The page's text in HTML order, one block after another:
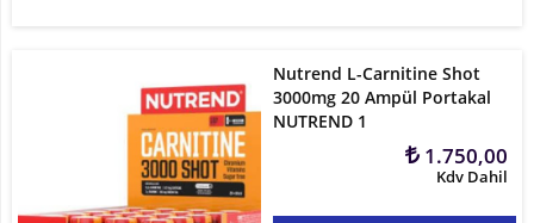
Nutrend L-Carnitine Shot
3000mg 20 Ampül Portakal
NUTREND 1
1.750,00
Kdv Dahil